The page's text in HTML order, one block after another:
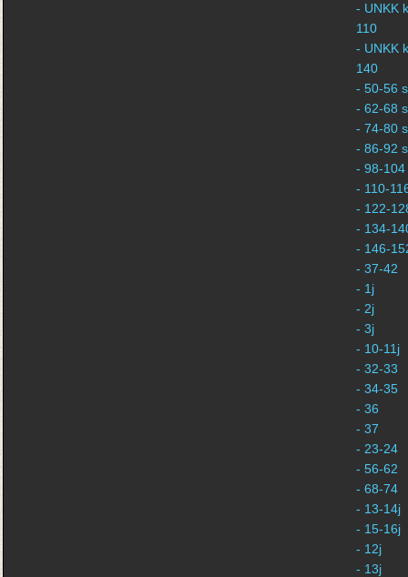
- UNKK
110
- UNKK
140
- 50-56
- 62-68
- 74-80
- 86-92
- 98-104
- 110-
- 122-
- 134-
- 146-
- 37-42
- 1j
- 2j
- 3j
- 10-11j
- 32-33
- 34-35
- 36
- 37
- 23-24
- 56-62
- 68-74
- 13-14j
- 15-16j
- 12j
- 13j